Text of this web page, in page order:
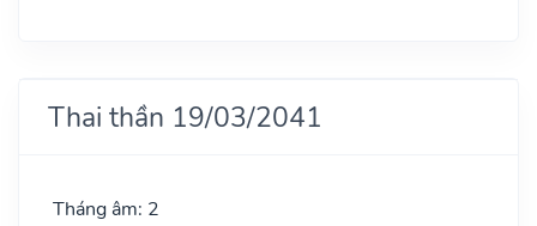
Thai thần 19/03/2041
Tháng âm: 2